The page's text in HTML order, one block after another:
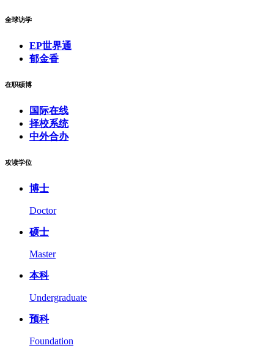
全球访学
EP世界通
郁金香
在职硕博
国际在线
择校系统
中外合办
攻读学位
博士
Doctor
硕士
Master
本科
Undergraduate
预科
Foundation